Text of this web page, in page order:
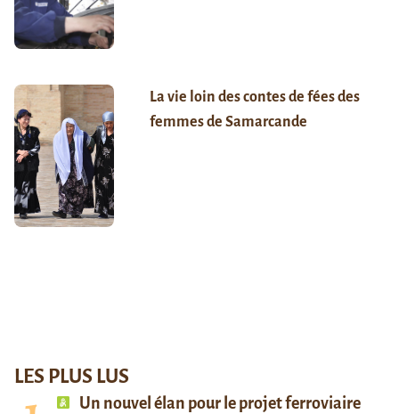
La vie loin des contes de fées des
femmes de Samarcande
LES PLUS LUS
Un nouvel élan pour le projet ferroviaire